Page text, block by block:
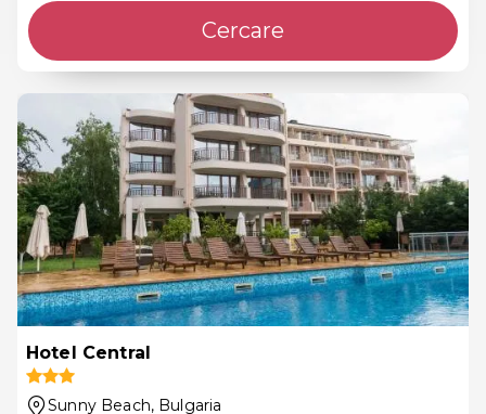
Cercare
Hotel Central
Sunny Beach, Bulgaria